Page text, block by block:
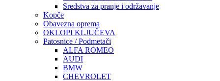
Sredstva za pranje i održavanje
Kopče
Obavezna oprema
OKLOPI KLJUČEVA
Patosnice / Podmetači
ALFA ROMEO
AUDI
BMW
CHEVROLET